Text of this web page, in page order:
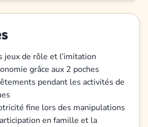
jeux de rôle et l’imitation
grâce aux 2 poches
pendant les activités de
fine lors des manipulations
en famille et la